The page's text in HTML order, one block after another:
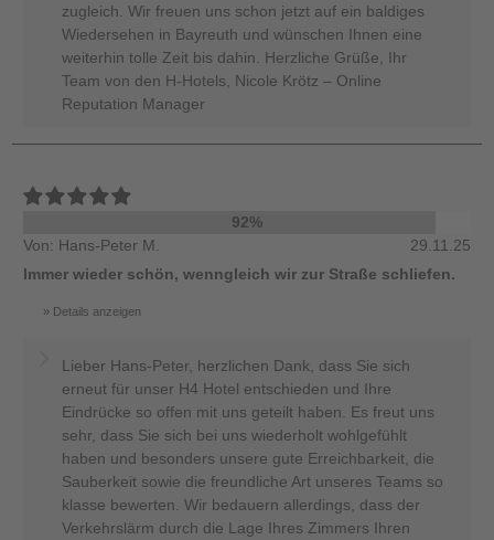
zugleich. Wir freuen uns schon jetzt auf ein baldiges
Wiedersehen in Bayreuth und wünschen Ihnen eine
weiterhin tolle Zeit bis dahin. Herzliche Grüße, Ihr
Team von den H-Hotels, Nicole Krötz – Online
Reputation Manager
92%
Von: Hans-Peter M.
29.11.25
Immer wieder schön, wenngleich wir zur Straße schliefen.
Details anzeigen
Lieber Hans-Peter, herzlichen Dank, dass Sie sich
erneut für unser H4 Hotel entschieden und Ihre
Eindrücke so offen mit uns geteilt haben. Es freut uns
sehr, dass Sie sich bei uns wiederholt wohlgefühlt
haben und besonders unsere gute Erreichbarkeit, die
Sauberkeit sowie die freundliche Art unseres Teams so
klasse bewerten. Wir bedauern allerdings, dass der
Verkehrslärm durch die Lage Ihres Zimmers Ihren